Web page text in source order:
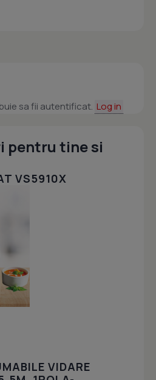
sa fii autentificat. Log in
pentru tine si
VS5910X
VIDARE